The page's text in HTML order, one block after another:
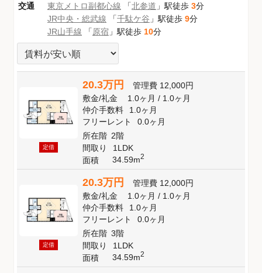
交通
東京メトロ副都心線 「北参道 」駅徒歩 3分
JR中央・総武線 「千駄ケ谷 」駅徒歩 9分
JR山手線 「原宿 」駅徒歩 10分
定借
20.3万円 管理費 12,000円
敷金/礼金 1.0ヶ月/ 1.0ヶ月
仲介手数料
1.0ヶ月
フリーレント
0.0ヶ月
所在階 2階
間取り
1LDK
面積
34.59m2
定借
20.3万円 管理費 12,000円
敷金/礼金 1.0ヶ月/ 1.0ヶ月
仲介手数料
1.0ヶ月
フリーレント
0.0ヶ月
所在階 3階
間取り
1LDK
面積
34.59m2